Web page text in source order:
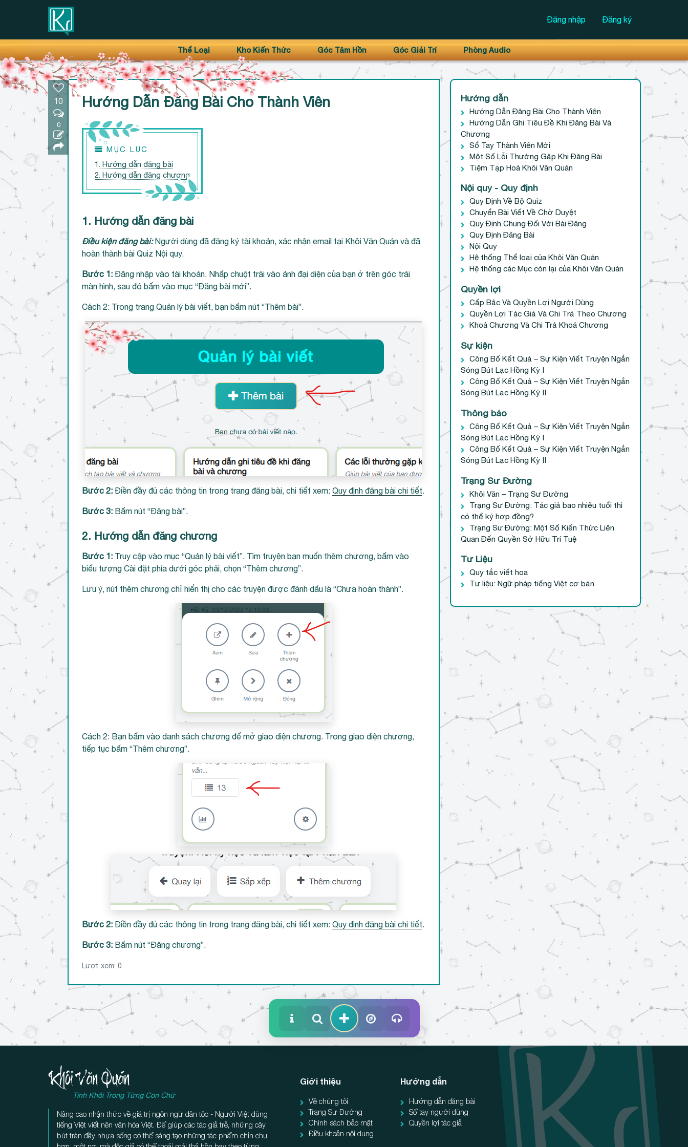
qua
Thanh điều hướng trên
Đăng nhập Đăng ký
Thể Loại Kho Kiến Thức Góc Tâm Hồn Góc Giải Trí Phòng Audio
10
0
Hướng Dẫn Đăng Bài Cho Thành Viên
MỤC LỤC
1. Hướng dẫn đăng bài
2. Hướng dẫn đăng chương
1. Hướng dẫn đăng bài
Điều kiện đăng bài:Người dùng đã đăng ký tài khoản, xác nhận email tại Khôi Văn Quán và đã
hoàn thành bài Quiz Nội quy.
Bước 1:Đăng nhập vào tài khoản. Nhấp chuột trái vào ảnh đại diện của bạn ở trên góc trái
màn hình, sau đó bấm vào mục “Đăng bài mới”.
Cách 2: Trong trang Quản lý bài viết, bạn bấm nút “Thêm bài”.
Bước 2:Điền đầy đủ các thông tin trong trang đăng bài, chi tiết xem: Quy định đăng bài chi tiết.
Bước 3:Bấm nút “Đăng bài”.
2. Hướng dẫn đăng chương
Bước 1:Truy cập vào mục “Quản lý bài viết”. Tìm truyện bạn muốn thêm chương, bấm vào
biểu tượng Cài đặt phía dưới góc phải, chọn “Thêm chương”.
Lưu ý, nút thêm chương chỉ hiển thị cho các truyện được đánh dấu là “Chưa hoàn thành”.
Cách 2: Bạn bấm vào danh sách chương để mở giao diện chương. Trong giao diện chương,
tiếp tục bấm “Thêm chương”.
Bước 2:Điền đầy đủ các thông tin trong trang đăng bài, chi tiết xem: Quy định đăng bài chi tiết.
Bước 3:Bấm nút “Đăng chương”.
Lượt xem: 0
Hướng dẫn
Hướng Dẫn Đăng Bài Cho Thành Viên
Hướng Dẫn Ghi Tiêu Đề Khi Đăng Bài Và
Chương
Sổ Tay Thành Viên Mới
Một Số Lỗi Thường Gặp Khi Đăng Bài
Tiệm Tạp Hoá Khôi Văn Quán
Nội quy - Quy định
Quy Định Về Bộ Quiz
Chuyển Bài Viết Về Chờ Duyệt
Quy Định Chung Đối Với Bài Đăng
Quy Định Đăng Bài
Nội Quy
Hệ thống Thể loại của Khôi Văn Quán
Hệ thống các Mục còn lại của Khôi Văn Quán
Quyền lợi
Cấp Bậc Và Quyền Lợi Người Dùng
Quyền Lợi Tác Giả Và Chi Trả Theo Chương
Khoá Chương Và Chi Trả Khoá Chương
Sự kiện
Công Bố Kết Quả – Sự Kiện Viết Truyện Ngắn
Sóng Bút Lạc Hồng Kỳ I
Công Bố Kết Quả – Sự Kiện Viết Truyện Ngắn
Sóng Bút Lạc Hồng Kỳ II
Thông báo
Công Bố Kết Quả – Sự Kiện Viết Truyện Ngắn
Sóng Bút Lạc Hồng Kỳ I
Công Bố Kết Quả – Sự Kiện Viết Truyện Ngắn
Sóng Bút Lạc Hồng Kỳ II
Trạng Sư Đường
Khôi Văn – Trạng Sư Đường
Trạng Sư Đường: Tác giả bao nhiêu tuổi thì
có thể ký hợp đồng?
Trạng Sư Đường: Một Số Kiến Thức Liên
Quan Đến Quyền Sở Hữu Trí Tuệ
Tư Liệu
Quy tắc viết hoa
Tư liệu: Ngữ pháp tiếng Việt cơ bản
Tinh Khôi Trong Từng Con Chữ
Nâng cao nhận thức về giá trị ngôn ngữ dân tộc - Người Việt dùng
tiếng Việt viết nên văn hóa Việt. Để giúp các tác giả trẻ, những cây
bút tràn đầy nhựa sống có thể sáng tạo những tác phẩm chỉn chu
Giới thiệu
Về chúng tôi
Trạng Sư Đường
Chính sách bảo mật
Điều khoản nội dung
Hướng dẫn
Hướng dẫn đăng bài
Sổ tay người dùng
Quyền lợi tác giả